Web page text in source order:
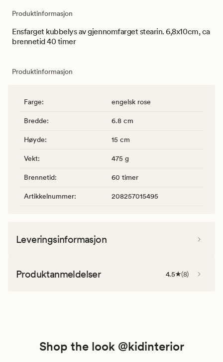
Produktinformasjon
Ensfarget kubbelys av gjennomfarget stearin. 6,8x10cm, ca
brennetid 40 timer
Produktinformasjon
Farge: engelsk rose
Bredde: 6.8 cm
Høyde: 15 cm
Vekt: 475 g
Brennetid: 60 timer
Artikkelnummer: 208257015495
Leveringsinformasjon
Produktanmeldelser 4.5 (8)
Shop the look @kidinterior